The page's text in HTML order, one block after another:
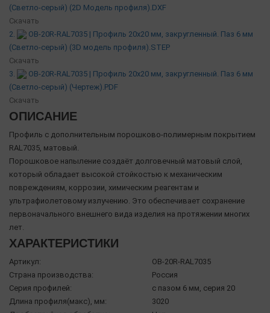
(Светло-серый) (2D Модель профиля).DXF
Скачать
2.
OB-20R-RAL7035 | Профиль 20х20 мм, закругленный. Паз 6 мм
(Светло-серый) (3D модель профиля).STEP
Скачать
3.
OB-20R-RAL7035 | Профиль 20х20 мм, закругленный. Паз 6 мм
(Светло-серый) (Чертеж).PDF
Скачать
ОПИСАНИЕ
Профиль с дополнительным порошково-полимерным покрытием
RAL7035, матовый.
Порошковое напыление создаёт долговечный матовый слой,
который обладает высокой стойкостью к механическим
повреждениям, коррозии, химическим реагентам и
ультрафиолетовому излучению. Это обеспечивает сохранение
первоначального внешнего вида изделия на протяжении многих
лет.
ХАРАКТЕРИСТИКИ
Артикул:
OB-20R-RAL7035
Страна производства:
Россия
Серия профилей:
с пазом 6 мм, серия 20
Длина профиля(макс), мм:
3020